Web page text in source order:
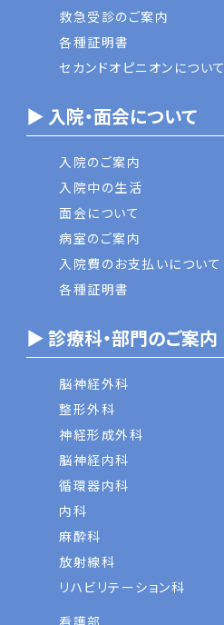
救急受診のご案内
各種証明書
セカンドオピニオンについて
▶ 入院・面会について
入院のご案内
入院中の生活
面会について
病室のご案内
入院費のお支払いについて
各種証明書
▶ 診療科・部門のご案内
脳神経外科
整形外科
神経形成外科
脳神経内科
循環器内科
内科
麻酔科
放射線科
リハビリテーション科